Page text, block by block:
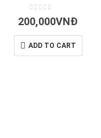
0out of 5
200,000VNĐ
ADD TO CART